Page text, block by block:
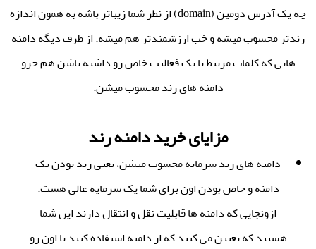
چه یک آدرس دومین (domain) از نظر شما زیباتر باشه به همون اندازه
رندتر محسوب میشه و خب ارزشمندتر هم میشه. از طرف دیگه دامنه
هایی که کلمات مرتبط با یک فعالیت خاص رو داشته باشن هم جزو
دامنه های رند محسوب میشن.
مزایای خرید دامنه رند
دامنه های رند سرمایه محسوب میشن، یعنی رند بودن یک
دامنه و خاص بودن اون برای شما یک سرمایه عالی هست.
ازونجایی که دامنه ها قابلیت نقل و انتقال دارند این شما
هستید که تعیین می کنید که از دامنه استفاده کنید یا اون رو